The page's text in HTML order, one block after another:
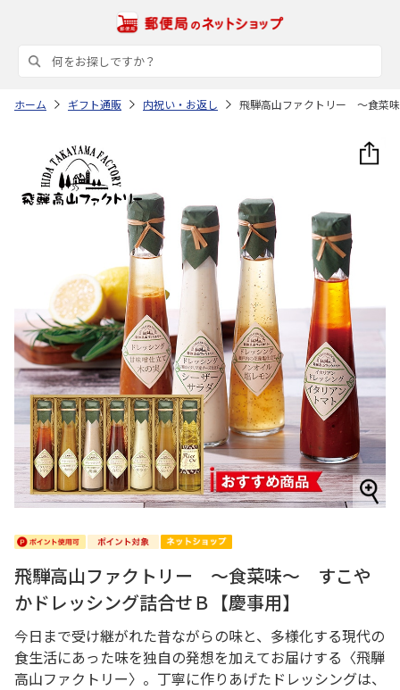
ホーム ギフト通販 内祝い・お返し 飛騨高山ファクトリー ～食菜
飛騨高山ファクトリー ～食菜味～ すこや
かドレッシング詰合せＢ【慶事用】
今日まで受け継がれた昔ながらの味と、多様化する現代の
食生活にあった味を独自の発想を加えてお届けする〈飛騨
高山ファクトリー〉。丁寧に作りあげたドレッシングは、